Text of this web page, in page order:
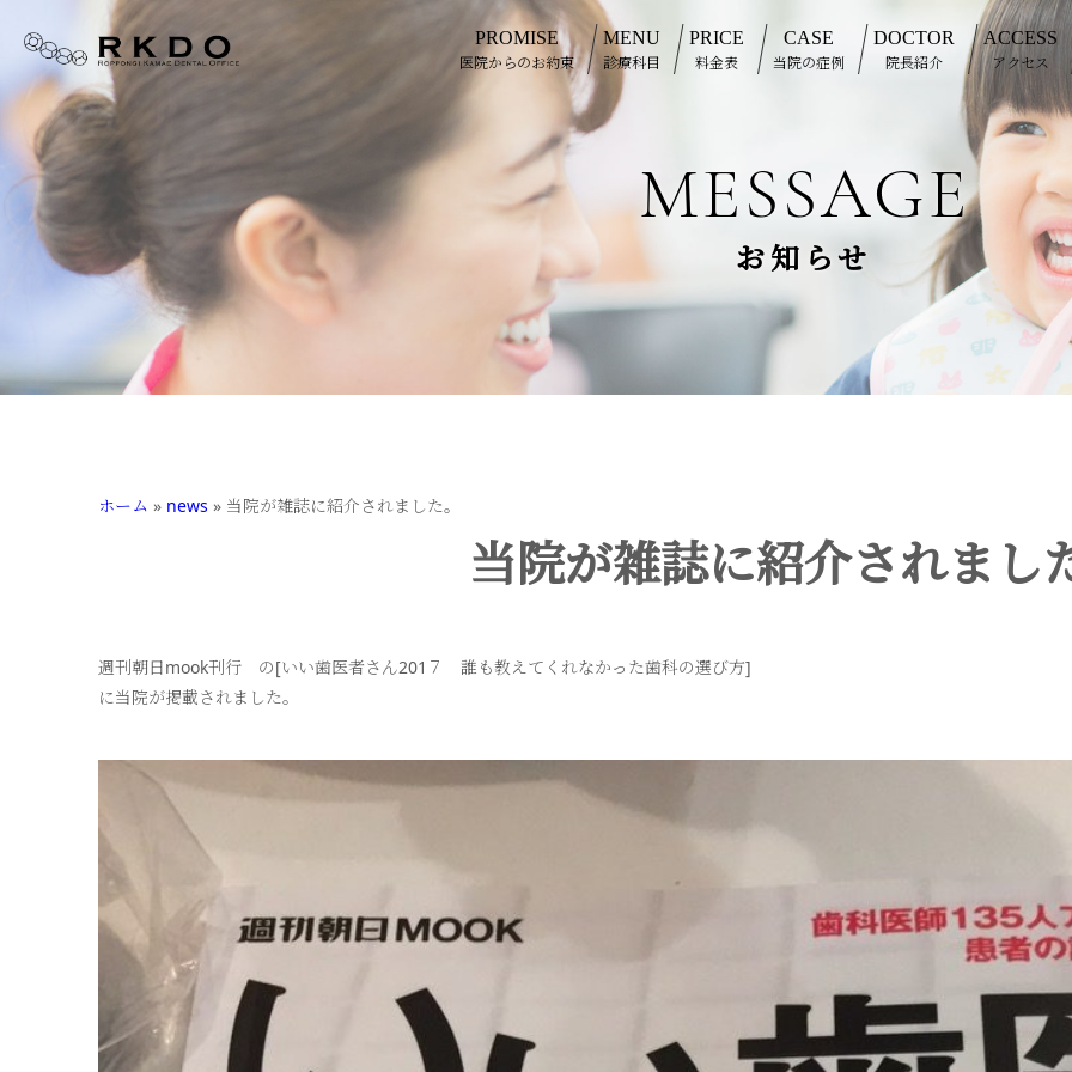
PROMISE
医院からのお約束
MENU
診療科目
PRICE
料金表
CASE
当院の症例
DOCTOR
院長紹介
ACCESS
アクセス
MESSAGE
お知らせ
ホーム » news » 当院が雑誌に紹介されました。
当院が雑誌に紹介されまし
週刊朝日mook刊行 の[いい歯医者さん201７ 誰も教えてくれなかった歯科の選び方]
に当院が掲載されました。